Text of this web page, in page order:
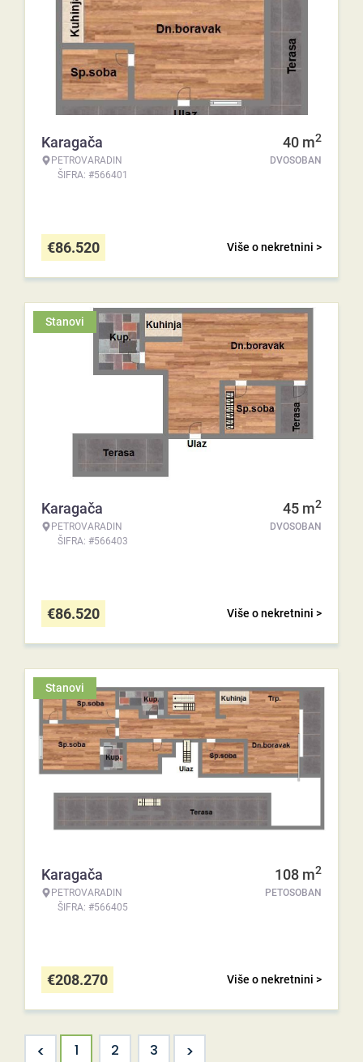
Karagača
PETROVARADIN
ŠIFRA: #566401
40 m2
DVOSOBAN
Više o nekretnini >
€86.520
Stanovi
Karagača
PETROVARADIN
ŠIFRA: #566403
45 m2
DVOSOBAN
Više o nekretnini >
€86.520
Stanovi
Karagača
PETROVARADIN
ŠIFRA: #566405
108 m2
PETOSOBAN
Više o nekretnini >
€208.270
< 1 2 3 >